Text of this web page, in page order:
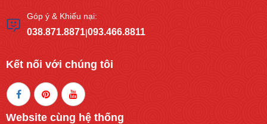
Góp ý & Khiếu nại:
038.871.8871|093.466.8811
Kết nối với chúng tôi
Website cùng hệ thống